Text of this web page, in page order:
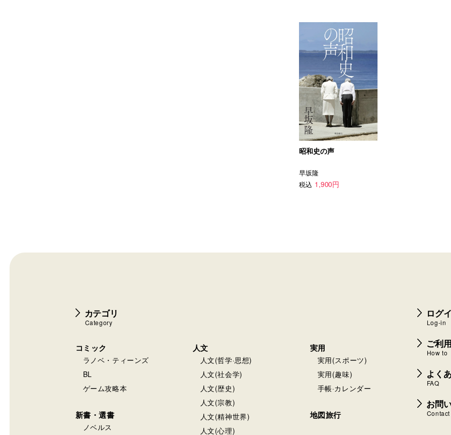
昭和史の声
早坂隆
税込 1,900円
カテゴリ
Category
コミック
ラノベ・ティーンズ
BL
ゲーム攻略本
新書・選書
ノベルス
人文
人文(哲学·思想)
人文(社会学)
人文(歴史)
人文(宗教)
人文(精神世界)
人文(心理)
実用
実用(スポーツ)
実用(趣味)
手帳·カレンダー
地図旅行
ログ
Log-in
ご利
How to
よく
FAQ
お問
Contact